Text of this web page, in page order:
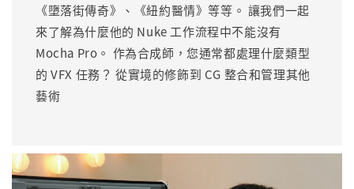
《墮落街傳奇》、《紐約醫情》等等。 讓我們一起
來了解為什麼他的 Nuke 工作流程中不能沒有
Mocha Pro。 作為合成師，您通常都處理什麼類型
的 VFX 任務？ 從實境的修飾到 CG 整合和管理其他
藝術